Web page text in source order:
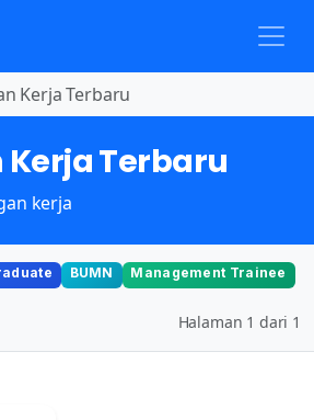
Kerja Terbaru
Terbaru
kerja
BUMN
Management Trainee
Halaman 1 dari 1